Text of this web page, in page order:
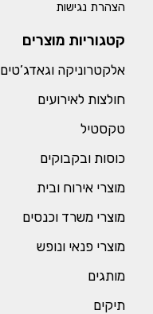
הצהרת נגישות
קטגוריות מוצרים
אלקטרוניקה וגאדג’טים
חולצות לאירועים
טקסטיל
כוסות ובקבוקים
מוצרי אירוח ובית
מוצרי משרד וכנסים
מוצרי פנאי ונופש
מותגים
תיקים